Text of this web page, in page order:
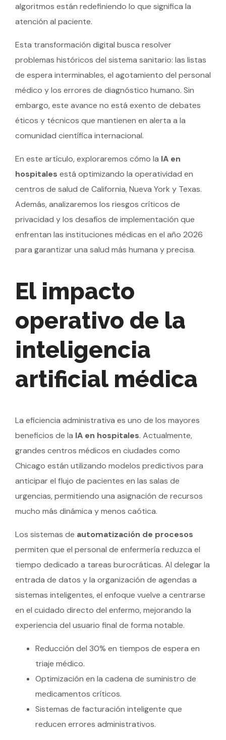
algoritmos están redefiniendo lo que significa la
atención al paciente.
Esta transformación digital busca resolver
problemas históricos del sistema sanitario: las listas
de espera interminables, el agotamiento del personal
médico y los errores de diagnóstico humano. Sin
embargo, este avance no está exento de debates
éticos y técnicos que mantienen en alerta a la
comunidad científica internacional.
En este artículo, exploraremos cómo la IA en
hospitales está optimizando la operatividad en
centros de salud de California, Nueva York y Texas.
Además, analizaremos los riesgos críticos de
privacidad y los desafíos de implementación que
enfrentan las instituciones médicas en el año 2026
para garantizar una salud más humana y precisa.
El impacto
operativo de la
inteligencia
artificial médica
La eficiencia administrativa es uno de los mayores
beneficios de la IA en hospitales. Actualmente,
grandes centros médicos en ciudades como
Chicago están utilizando modelos predictivos para
anticipar el flujo de pacientes en las salas de
urgencias, permitiendo una asignación de recursos
mucho más dinámica y menos caótica.
Los sistemas de automatización de procesos
permiten que el personal de enfermería reduzca el
tiempo dedicado a tareas burocráticas. Al delegar la
entrada de datos y la organización de agendas a
sistemas inteligentes, el enfoque vuelve a centrarse
en el cuidado directo del enfermo, mejorando la
experiencia del usuario final de forma notable.
Reducción del 30% en tiempos de espera en
triaje médico.
Optimización en la cadena de suministro de
medicamentos críticos.
Sistemas de facturación inteligente que
reducen errores administrativos.